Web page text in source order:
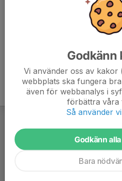
Godkänn
Vi använder oss av
webbplats ska fungera
även för webbanalys i
förbättra våra
Så använder
Godkänn
Bara